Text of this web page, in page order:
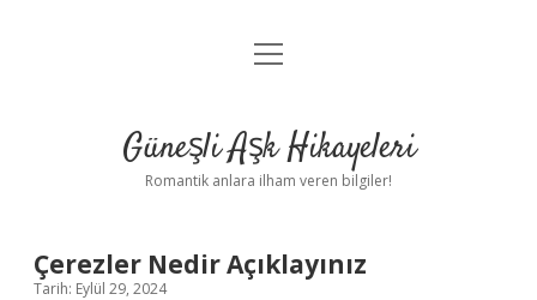
Anasayfa
Yasal Uyarı
menüyü
Güneşli Aşk Hikayeleri
Romantik anlara ilham veren bilgiler!
Çerezler Nedir Açıklayınız
Tarih: Eylül 29, 2024